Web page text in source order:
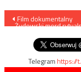
Nawigacja
wpisu
Film dokumentalny
„Żydowski mord
Telegramhttps://